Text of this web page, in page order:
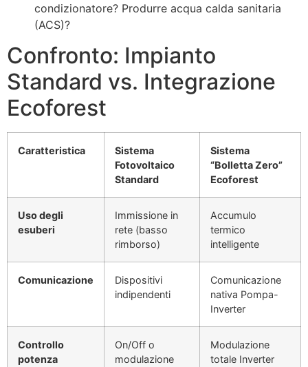
condizionatore? Produrre acqua calda sanitaria
(ACS)?
Confronto: Impianto
Standard vs. Integrazione
Ecoforest
Caratteristica
Sistema
Fotovoltaico
Standard
Sistema
“Bolletta Zero”
Ecoforest
Uso degli
esuberi
Immissione in
rete (basso
rimborso)
Accumulo
termico
intelligente
Comunicazione
Dispositivi
indipendenti
Comunicazione
nativa Pompa-
Inverter
Controllo
potenza
On/Off o
modulazione
Modulazione
totale Inverter